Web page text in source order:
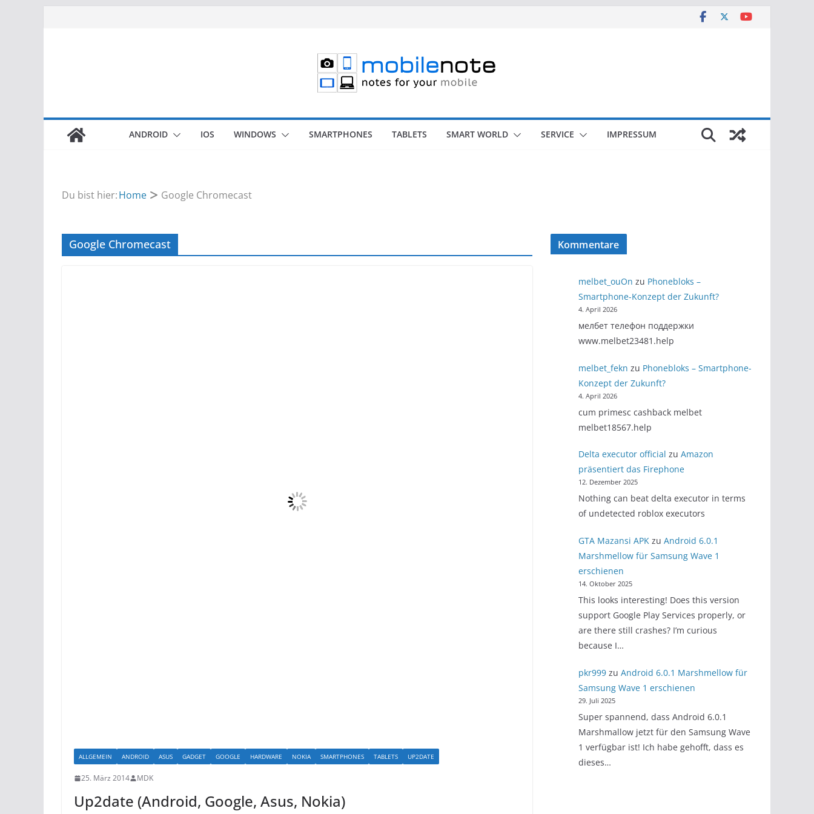
ANDROID IOS WINDOWS SMARTPHONES TABLETS SMART WORLD SERVICE IMPRESSUM
Du bist hier:Home Google Chromecast
Google Chromecast
ALLGEMEIN ANDROID ASUS GADGET GOOGLE HARDWARE NOKIA SMARTPHONES TABLETS UP2DATE
25. März 2014 MDK
Up2date (Android, Google, Asus, Nokia)
Kommentare
melbet_ouOn zu Phonebloks –
Smartphone-Konzept der Zukunft?
4. April 2026
мелбет телефон поддержки
www.melbet23481.help
melbet_fekn zu Phonebloks – Smartphone-
Konzept der Zukunft?
4. April 2026
cum primesc cashback melbet
melbet18567.help
Delta executor official zu Amazon
präsentiert das Firephone
12. Dezember 2025
Nothing can beat delta executor in terms
of undetected roblox executors
GTA Mazansi APKzu Android 6.0.1
Marshmellow für Samsung Wave 1
erschienen
14. Oktober 2025
This looks interesting! Does this version
support Google Play Services properly, or
are there still crashes? I’m curious
because I…
pkr999zu Android 6.0.1 Marshmellow für
Samsung Wave 1 erschienen
29. Juli 2025
Super spannend, dass Android 6.0.1
Marshmallow jetzt für den Samsung Wave
1 verfügbar ist! Ich habe gehofft, dass es
dieses…